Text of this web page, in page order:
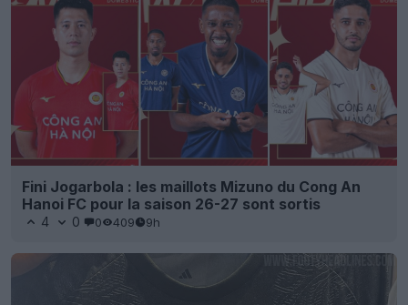
Fini Jogarbola : les maillots Mizuno du Cong An
Hanoi FC pour la saison 26-27 sont sortis
4 0 0 409 9h